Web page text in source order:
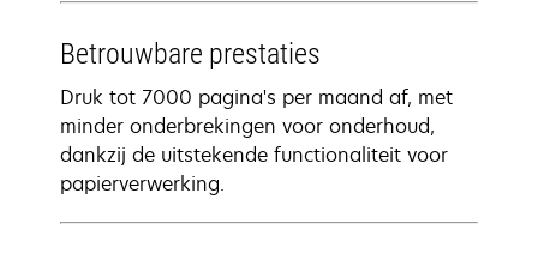
Betrouwbare prestaties
Druk tot 7000 pagina's per maand af, met
minder onderbrekingen voor onderhoud,
dankzij de uitstekende functionaliteit voor
papierverwerking.